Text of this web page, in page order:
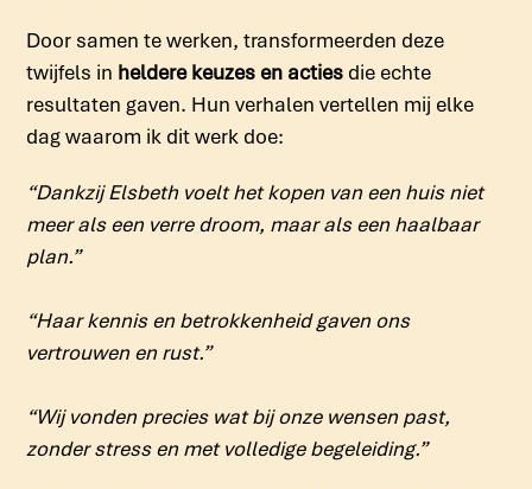
Door samen te werken, transformeerden deze
twijfels in heldere keuzes en acties die echte
resultaten gaven. Hun verhalen vertellen mij elke
dag waarom ik dit werk doe:
“Dankzij Elsbeth voelt het kopen van een huis niet
meer als een verre droom, maar als een haalbaar
plan.”
“Haar kennis en betrokkenheid gaven ons
vertrouwen en rust.”
“Wij vonden precies wat bij onze wensen past,
zonder stress en met volledige begeleiding.”